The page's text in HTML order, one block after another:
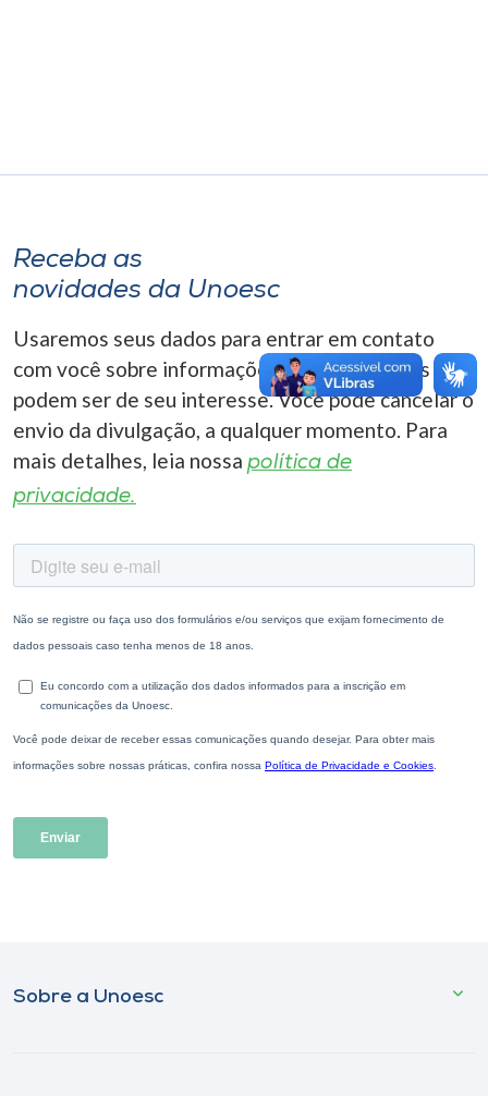
Receba as
novidades da Unoesc
Usaremos seus dados para entrar em contato
com você sobre informações correlacionadas que
podem ser de seu interesse. Você pode cancelar o
envio da divulgação, a qualquer momento. Para
mais detalhes, leia nossa política de
privacidade.
Sobre a Unoesc